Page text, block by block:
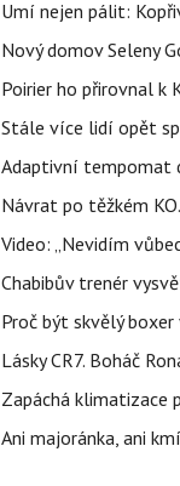
Umí nejen pálit:
Nový domov Seleny
Poirier ho přirovnal k
Stále více lidí opět
Adaptivní tempomat
Návrat po těžkém
Video: „Nevidím
Chabibův trenér
Proč být skvělý
Lásky CR7. Boháč
Zapáchá klimatizace
Ani majoránka, ani